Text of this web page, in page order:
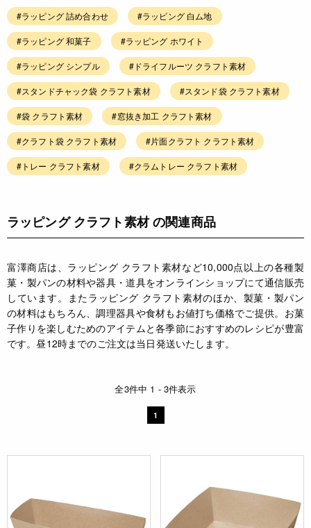
#ラッピング 詰め合わせ #ラッピング 白ム地
#ラッピング 和菓子 #ラッピング ホワイト
#ラッピング シンプル #ドライフルーツ クラフト素材
#スタンドチャック袋 クラフト素材 #スタンド袋 クラフト素材
#袋 クラフト素材 #窓抜き加工 クラフト素材
#クラフト袋 クラフト素材 #片面クラフト クラフト素材
#トレー クラフト素材 #クラムトレー クラフト素材
ラッピング クラフト素材 の関連商品
富澤商店は、ラッピング クラフト素材など10,000点以上の各種製
菓・製パンの材料や器具・道具をオンラインショップにて通信販売
しています。またラッピング クラフト素材のほか、製菓・製パン
の材料はもちろん、調理器具や食材もお値打ち価格でご提供。お菓
子作りを楽しむためのアイテムと各季節におすすめのレシピが豊富
です。昼12時までのご注文は当日発送いたします。
全3件中 1 - 3件表示
1